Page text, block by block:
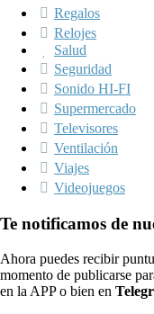
Regalos
Relojes
Salud
Seguridad
Sonido HI-FI
Supermercado
Televisores
Ventilación
Viajes
Videojuegos
Te notificamos de
Ahora puedes recibir
momento de publicarse
en la APP o bien en